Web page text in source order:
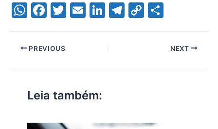
W
at
s
A
p
p
F
c
e
b
o
o
k
T
E
Li
k
e
dI
T
a
C
Li
ar
e
PREVIOUS NEXT
Leia também: